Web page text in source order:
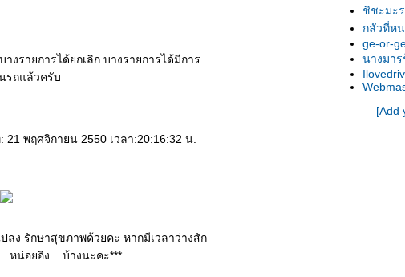
งรายการได้ยกเลิก บางรายการได้มีการ
รถแล้วครับ
พฤศจิกายน 2550 เวลา:20:16:32 น.
ลง รักษาสุขภาพด้วยคะ หากมีเวลาว่างสัก
หน่อยอิง....บ้างนะคะ***
ชิชะมะ
กลัวที่ห
ge-or-
นางมา
[Add